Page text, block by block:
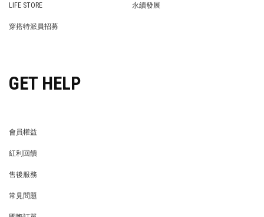
LIFE STORE
永續發展
穿搭特派員招募
GET HELP
會員權益
紅利回饋
售後服務
常見問題